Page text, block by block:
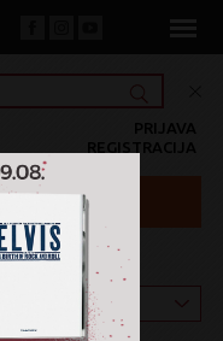
REGISTRACIJA
PRIJAVA